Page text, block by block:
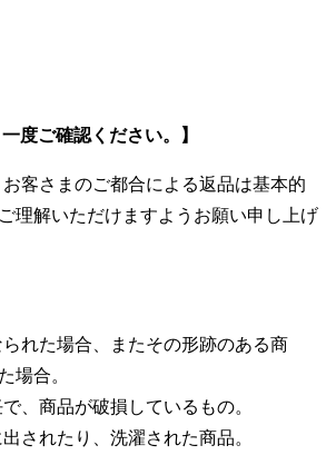
度ご確認ください。】
客さまのご都合による返品は基本的
理解いただけますようお願い申し上げ
られた場合、またその形跡のある商
場合。
、商品が破損しているもの。
されたり、洗濯された商品。